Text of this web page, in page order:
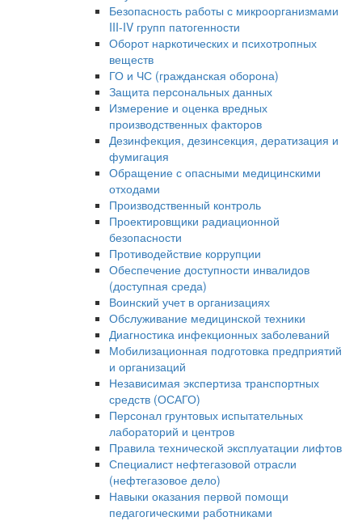
Безопасность работы с микроорганизмами
III-IV групп патогенности
Оборот наркотических и психотропных
веществ
ГО и ЧС (гражданская оборона)
Защита персональных данных
Измерение и оценка вредных
производственных факторов
Дезинфекция, дезинсекция, дератизация и
фумигация
Обращение с опасными медицинскими
отходами
Производственный контроль
Проектировщики радиационной
безопасности
Противодействие коррупции
Обеспечение доступности инвалидов
(доступная среда)
Воинский учет в организациях
Обслуживание медицинской техники
Диагностика инфекционных заболеваний
Мобилизационная подготовка предприятий
и организаций
Независимая экспертиза транспортных
средств (ОСАГО)
Персонал грунтовых испытательных
лабораторий и центров
Правила технической эксплуатации лифтов
Специалист нефтегазовой отрасли
(нефтегазовое дело)
Навыки оказания первой помощи
педагогическими работниками